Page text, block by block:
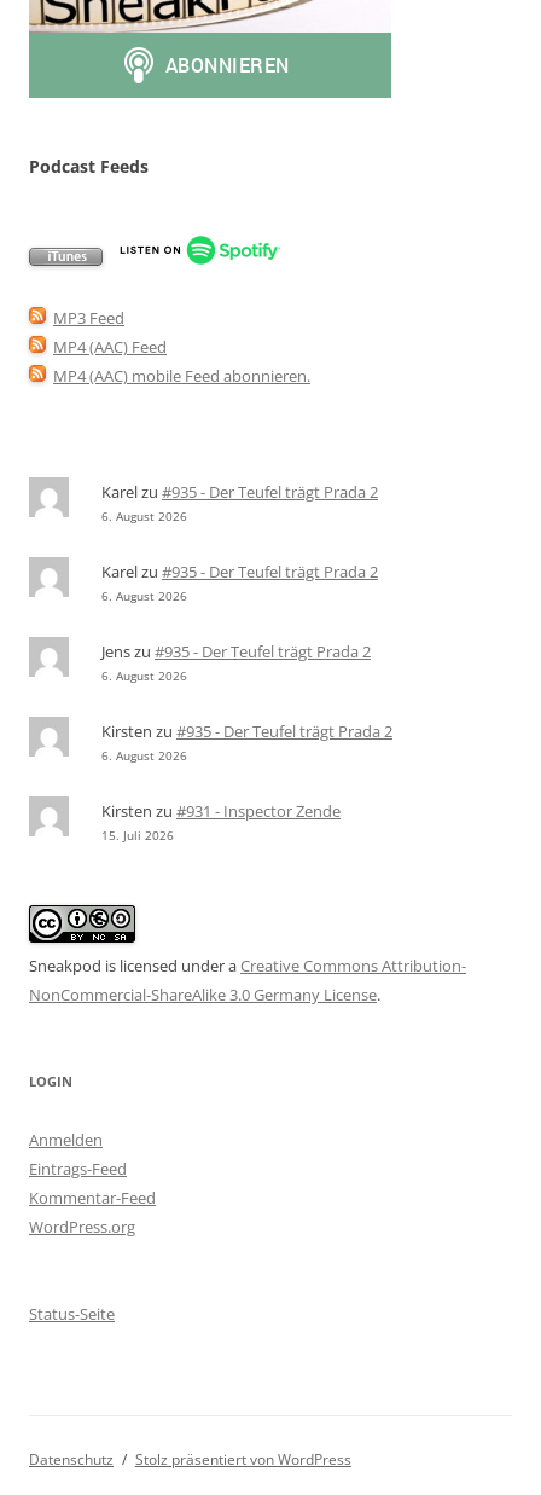
Podcast Feeds
MP3 Feed
MP4 (AAC) Feed
MP4 (AAC) mobile Feed abonnieren.
Karelzu #935 - Der Teufel trägt Prada 2
6. August 2026
Karelzu #935 - Der Teufel trägt Prada 2
6. August 2026
Jenszu #935 - Der Teufel trägt Prada 2
6. August 2026
Kirsten zu #935 - Der Teufel trägt Prada 2
6. August 2026
Kirsten zu #931 - Inspector Zende
15. Juli 2026
Sneakpod is licensed under aCreative Commons Attribution-
NonCommercial-ShareAlike 3.0 Germany License.
LOGIN
Anmelden
Eintrags-Feed
Kommentar-Feed
WordPress.org
Status-Seite
Datenschutz Stolz präsentiert von WordPress